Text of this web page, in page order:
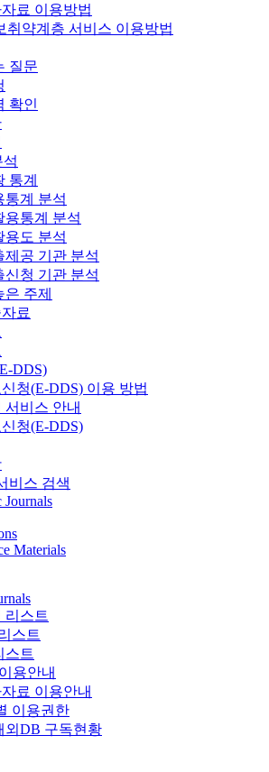
료 이용방법
취약계층 서비스 이용방법
질문
확인
석
통계
통계 분석
용통계 분석
용도 분석
제공 기관 분석
신청 기관 분석
주제
료
DDS)
청(E-DDS) 이용 방법
서비스 안내
청(E-DDS)
비스 검색
Journals
Materials
리스트
스트
스트
용안내
료 이용안내
이용권한
외DB 구독현황